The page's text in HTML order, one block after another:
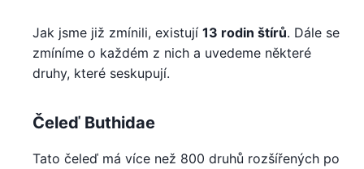
Jak jsme již zmínili, existují 13 rodin štírů. Dále se
zmíníme o každém z nich a uvedeme některé
druhy, které seskupují.
Čeleď Buthidae
Tato čeleď má více než 800 druhů rozšířených po